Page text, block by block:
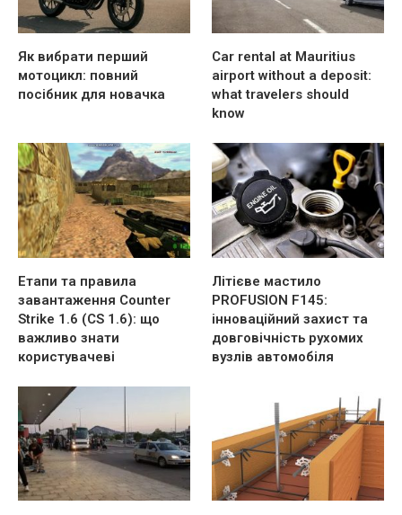
Як вибрати перший
мотоцикл: повний
посібник для новачка
Car rental at Mauritius
airport without a deposit:
what travelers should
know
Етапи та правила
завантаження Counter
Strike 1.6 (CS 1.6): що
важливо знати
користувачеві
Літієве мастило
PROFUSION F145:
інноваційний захист та
довговічність рухомих
вузлів автомобіля